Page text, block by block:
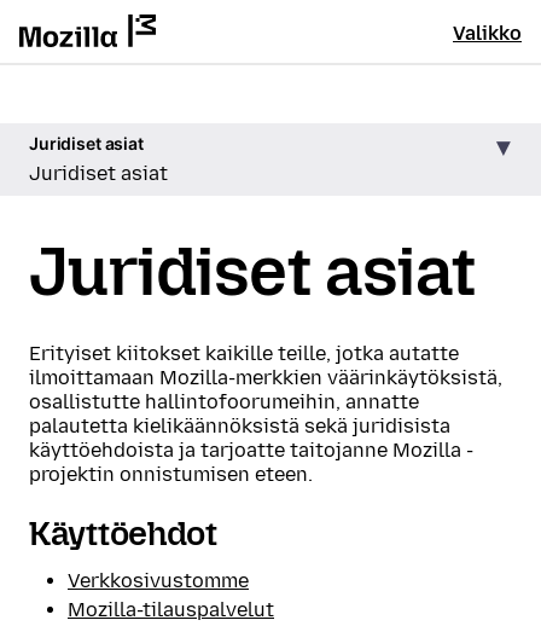
Valikko
Juridiset asiat
Juridiset asiat
Juridiset asiat
Erityiset kiitokset kaikille teille, jotka autatte
ilmoittamaan Mozilla-merkkien väärinkäytöksistä,
osallistutte hallintofoorumeihin, annatte
palautetta kielikäännöksistä sekä juridisista
käyttöehdoista ja tarjoatte taitojanne Mozilla -
projektin onnistumisen eteen.
Käyttöehdot
Verkkosivustomme
Mozilla-tilauspalvelut